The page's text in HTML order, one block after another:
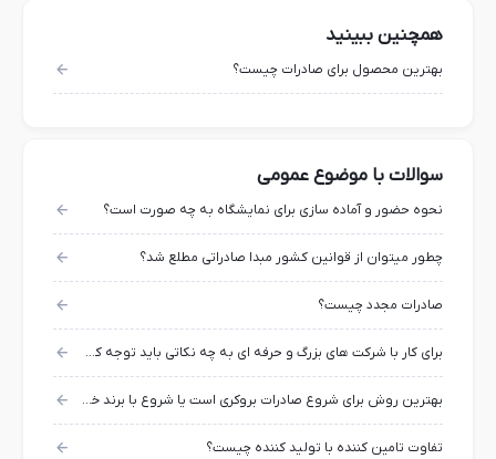
همچنین ببینید
بهترین محصول برای صادرات چیست؟
سوالات با موضوع عمومی
نحوه حضور و آماده سازی برای نمایشگاه به چه صورت است؟
چطور میتوان از قوانین کشور مبدا صادراتی مطلع شد؟
صادرات مجدد چیست؟
برای کار با شرکت های بزرگ و حرفه ای به چه نکاتی باید توجه کرد؟
بهترین روش برای شروع صادرات بروکری است یا شروع با برند خودمان؟
تفاوت تامین کننده با تولید کننده چیست؟